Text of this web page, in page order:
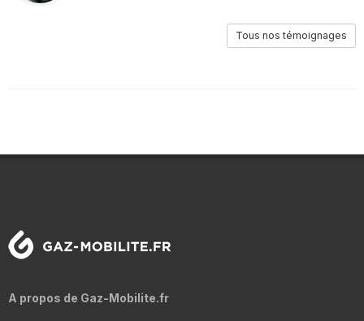
Tous nos témoignages
A propos de Gaz-Mobilite.fr